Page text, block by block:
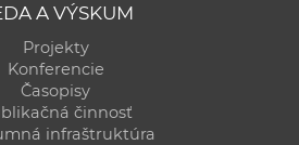
A VÝSKUM
Projekty
Konferencie
Časopisy
činnosť
infraštruktúra